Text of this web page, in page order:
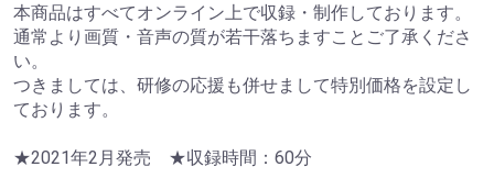
本商品はすべてオンライン上で収録・制作しております。
通常より画質・音声の質が若干落ちますことご了承くださ
い。
つきましては、研修の応援も併せまして特別価格を設定し
ております。
★2021年2月発売 ★収録時間：60分